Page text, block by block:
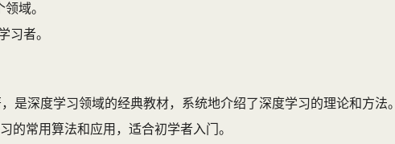
域。
习者。
是深度学习领域的经典教材，系统地介绍了深度学习的理论和方法。
的常用算法和应用，适合初学者入门。